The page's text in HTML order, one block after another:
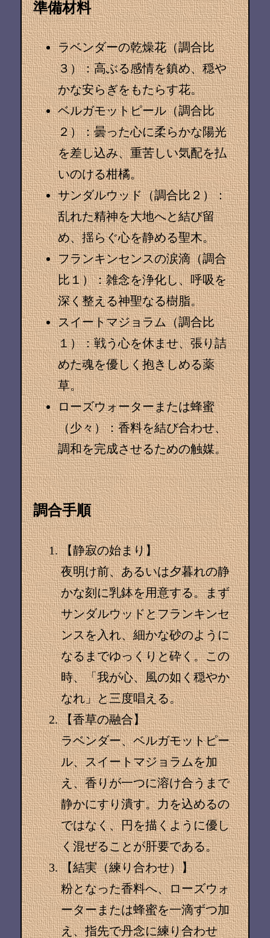
準備材料
ラベンダーの乾燥花（調合比
３）：高ぶる感情を鎮め、穏や
かな安らぎをもたらす花。
ベルガモットピール（調合比
２）：曇った心に柔らかな陽光
を差し込み、重苦しい気配を払
いのける柑橘。
サンダルウッド（調合比２）：
乱れた精神を大地へと結び留
め、揺らぐ心を静める聖木。
フランキンセンスの涙滴（調合
比１）：雑念を浄化し、呼吸を
深く整える神聖なる樹脂。
スイートマジョラム（調合比
１）：戦う心を休ませ、張り詰
めた魂を優しく抱きしめる薬
草。
ローズウォーターまたは蜂蜜
（少々）：香料を結び合わせ、
調和を完成させるための触媒。
調合手順
【静寂の始まり】
夜明け前、あるいは夕暮れの静
かな刻に乳鉢を用意する。まず
サンダルウッドとフランキンセ
ンスを入れ、細かな砂のように
なるまでゆっくりと砕く。この
時、「我が心、風の如く穏やか
なれ」と三度唱える。
【香草の融合】
ラベンダー、ベルガモットピー
ル、スイートマジョラムを加
え、香りが一つに溶け合うまで
静かにすり潰す。力を込めるの
ではなく、円を描くように優し
く混ぜることが肝要である。
【結実（練り合わせ）】
粉となった香料へ、ローズウォ
ーターまたは蜂蜜を一滴ずつ加
え、指先で丹念に練り合わせ